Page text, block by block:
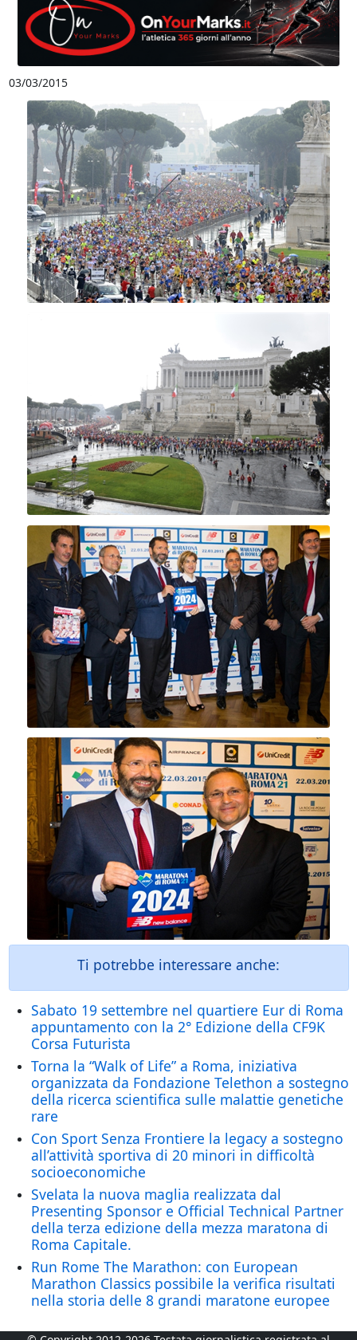
03/03/2015
Ti potrebbe interessare anche:
Sabato 19 settembre nel quartiere Eur di Roma
appuntamento con la 2° Edizione della CF9K
Corsa Futurista
Torna la “Walk of Life” a Roma, iniziativa
organizzata da Fondazione Telethon a sostegno
della ricerca scientifica sulle malattie genetiche
rare
Con Sport Senza Frontiere la legacy a sostegno
all’attività sportiva di 20 minori in difficoltà
socioeconomiche
Svelata la nuova maglia realizzata dal
Presenting Sponsor e Official Technical Partner
della terza edizione della mezza maratona di
Roma Capitale.
Run Rome The Marathon: con European
Marathon Classics possibile la verifica risultati
nella storia delle 8 grandi maratone europee